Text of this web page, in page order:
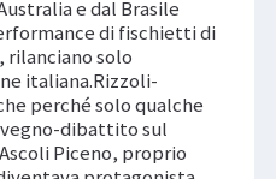
e dal Brasile
di fischietti di
rilanciano solo
italiana.Rizzoli-
perché solo qualche
dibattito sul
Piceno, proprio